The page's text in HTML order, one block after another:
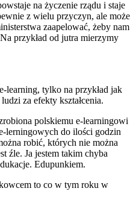
na życzenie rządu i staje
z wielu przyczyn, ale może
zaapelować, żeby nam
przykład od jutra mierzymy
learning, tylko na przykład jak
za efekty kształcenia.
polskiemu e-learningowi
lerningowych do ilości godzin
robić, których nie można
źle. Ja jestem takim chyba
Edupunkiem.
to co w tym roku w